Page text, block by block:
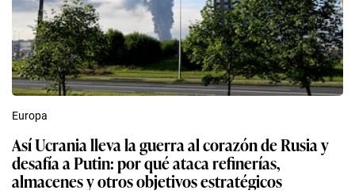
Europa
Así Ucrania lleva la guerra al corazón de Rusia y
desafía a Putin: por qué ataca refinerías,
almacenes y otros objetivos estratégicos